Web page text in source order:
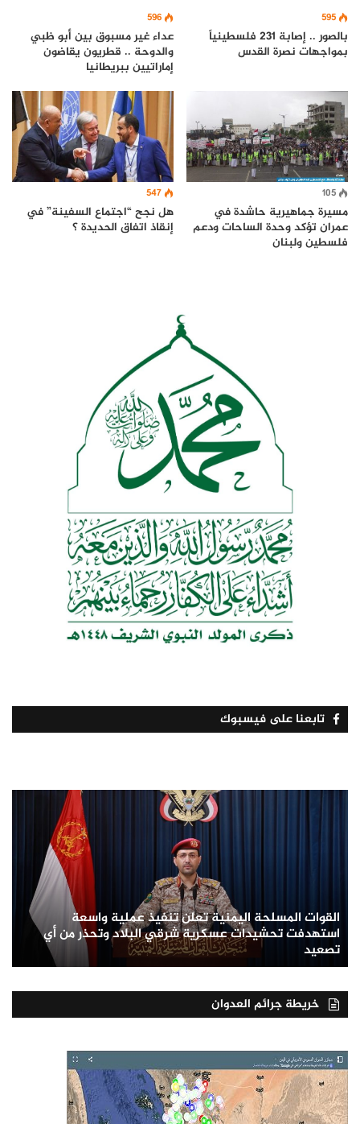
595
بالصور .. إصابة 231 فلسطينياً
بمواجهات نصرة القدس
596
عداء غير مسبوق بين أبو ظبي
والدوحة .. قطريون يقاضون
إماراتيين ببريطانيا
105
مسيرة جماهيرية حاشدة في
عمران تؤكد وحدة الساحات ودعم
فلسطين ولبنان
547
هل نجح “اجتماع السفينة” في
إنقاذ اتفاق الحديدة ؟
تابعنا على فيسبوك
القوات المسلحة اليمنية تعلن تنفيذ عملية واسعة
استهدفت تحشيدات عسكرية شرقي البلاد وتحذر من أي
تصعيد
خريطة جرائم العدوان